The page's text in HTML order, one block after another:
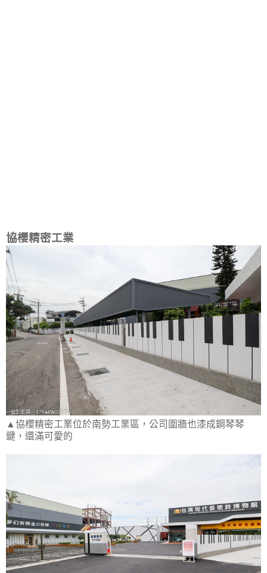
協櫻精密工業
▲協櫻精密工業位於南勢工業區，公司圍牆也漆成鋼琴琴
鍵，還滿可愛的